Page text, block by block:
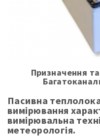
Призначення
Пасивна
вимірювання
вимірювальна
метеорологія.